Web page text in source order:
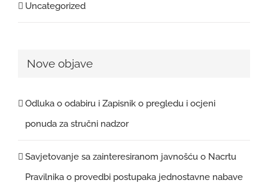
Uncategorized
Nove objave
Odluka o odabiru i Zapisnik o pregledu i ocjeni
ponuda za stručni nadzor
Savjetovanje sa zainteresiranom javnošću o Nacrtu
Pravilnika o provedbi postupaka jednostavne nabave